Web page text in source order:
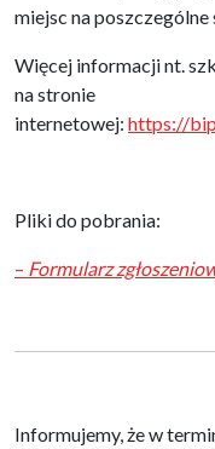
miejsc na
Więcej informacji nt.
na stronie
internetowej: https://
Pliki do pobrania:
– Formularz
Informujemy, że w